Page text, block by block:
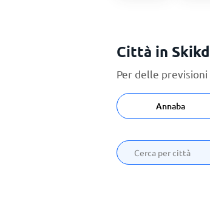
Città in
Per delle
Annaba